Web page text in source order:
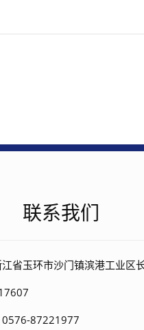
联系我们
省玉环市沙门镇滨港工业区
0576-87221977